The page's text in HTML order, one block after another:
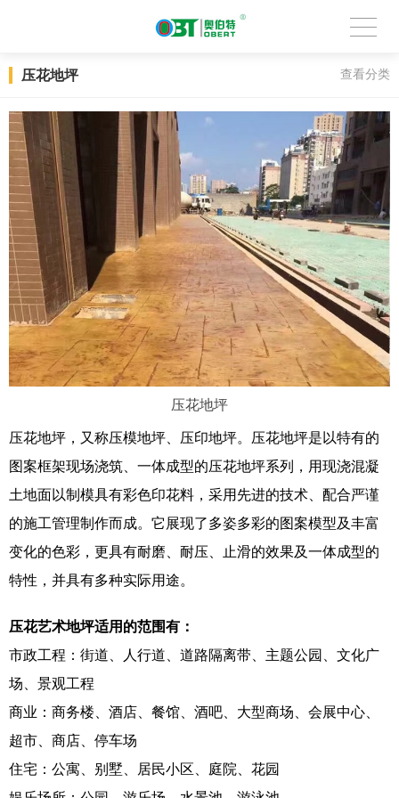
压花地坪 查看分类
压花地坪
压花地坪，又称压模地坪、压印地坪。压花地坪是以特有的
图案框架现场浇筑、一体成型的压花地坪系列，用现浇混凝
土地面以制模具有彩色印花料，采用先进的技术、配合严谨
的施工管理制作而成。它展现了多姿多彩的图案模型及丰富
变化的色彩，更具有耐磨、耐压、止滑的效果及一体成型的
特性，并具有多种实际用途。
压花艺术地坪适用的范围有：
市政工程：街道、人行道、道路隔离带、主题公园、文化广
场、景观工程
商业：商务楼、酒店、餐馆、酒吧、大型商场、会展中心、
超市、商店、停车场
住宅：公寓、别墅、居民小区、庭院、花园